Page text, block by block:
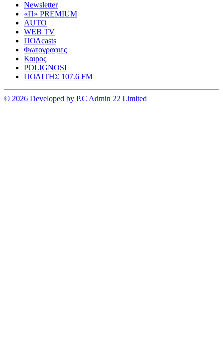
Newsletter
«Π» PREMIUM
AUTO
WEB TV
ΠΟΛcasts
Φωτογραφιες
Καιρος
POLIGNOSI
ΠΟΛΙΤΗΣ 107.6 FM
© 2026 Developed by P.C Admin 22 Limited